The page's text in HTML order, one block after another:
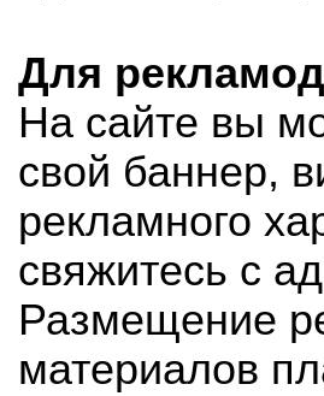
Для
На сайте вы
свой баннер,
рекламного
свяжитесь с
Размещение
материалов